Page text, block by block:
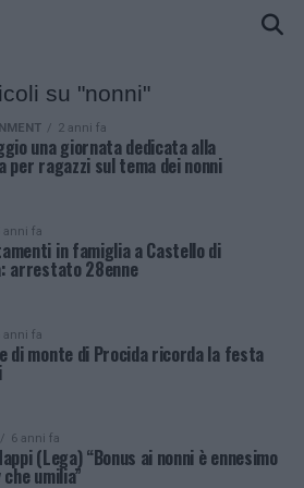
su "nonni"
2 anni fa
una giornata dedicata alla
per ragazzi sul tema dei nonni
anni fa
in famiglia a Castello di
arrestato 28enne
anni fa
di monte di Procida ricorda la festa
6 anni fa
(Lega) “Bonus ai nonni è ennesimo
umilia”